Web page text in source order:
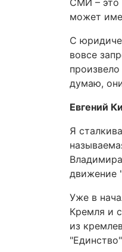
СМИ – это
может
С
вовсе
думаю,
Евгений
Я
движение
Уже в
Кремля и
из